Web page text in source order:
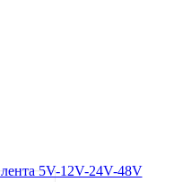
5V-12V-24V-48V